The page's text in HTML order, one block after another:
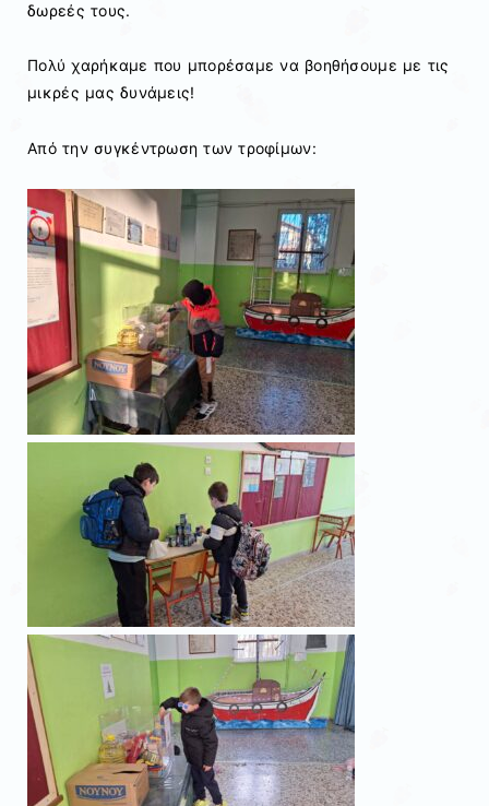
δωρεές τους.
Πολύ χαρήκαμε που μπορέσαμε να βοηθήσουμε με τις
μικρές μας δυνάμεις!
Από την συγκέντρωση των τροφίμων: